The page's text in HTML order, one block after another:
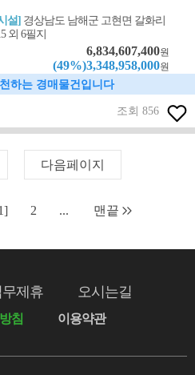
설] 경상남도 남해군 고현면 갈화리
외 6필지
6,834,607,400원
(49%)3,348,958,000원
하는 경매물건입니다
조회 856
다음페이지
2 ... 맨끝
무제휴 오시는길
침 이용약관